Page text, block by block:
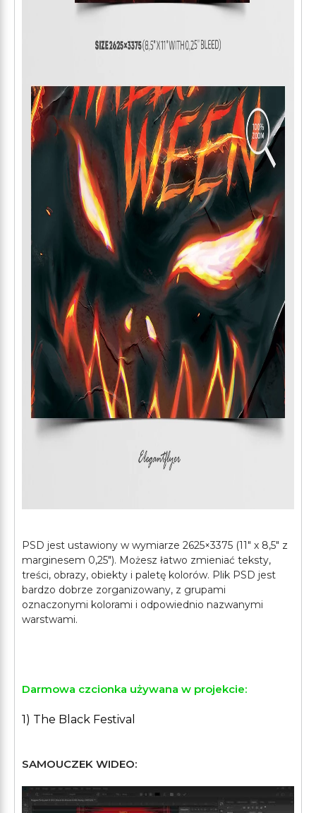
PSD jest ustawiony w wymiarze 2625×3375 (11″ х 8,5″ z
marginesem 0,25″). Możesz łatwo zmieniać teksty,
treści, obrazy, obiekty i paletę kolorów. Plik PSD jest
bardzo dobrze zorganizowany, z grupami
oznaczonymi kolorami i odpowiednio nazwanymi
warstwami.
Darmowa czcionka używana w projekcie:
1) The Black Festival
SAMOUCZEK WIDEO: